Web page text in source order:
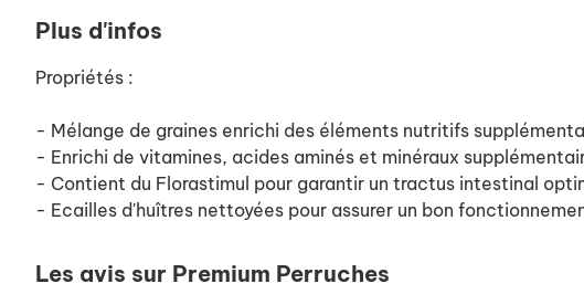
Plus d'infos
Propriétés :
- Mélange de graines enrichi des éléments nutritifs
- Enrichi de vitamines, acides aminés et minéraux
- Contient du Florastimul pour garantir un tractus intestinal
- Ecailles d'huîtres nettoyées pour assurer un bon
Les avis sur Premium Perruches